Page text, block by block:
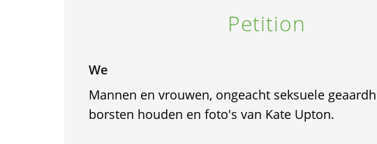
Petition
We
Mannen en vrouwen, ongeacht seksuele
borsten houden en foto's van Kate Upton.